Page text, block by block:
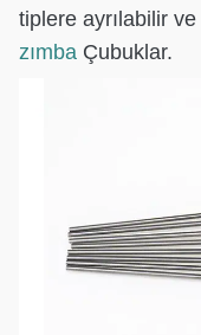
tiplere ayrılabilir ve
zımba Çubuklar.